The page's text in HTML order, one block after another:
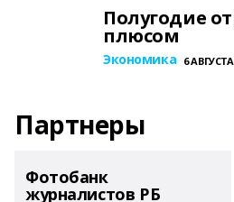
Полугодие
плюсом
Экономика 6 АВГУСТА
Партнеры
Фотобанк
журналистов РБ